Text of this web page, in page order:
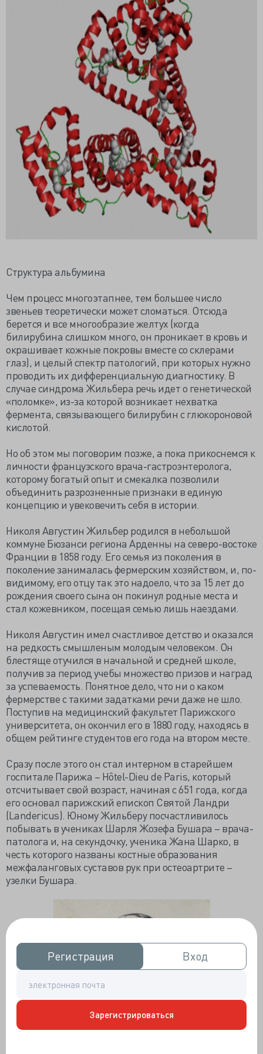
Регистрация
Регистрация Вход
Вход
Зарегистрироваться
Структура альбумина
Чем процесс многоэтапнее, тем большее число
звеньев теоретически может сломаться. Отсюда
берется и все многообразие желтух (когда
билирубина слишком много, он проникает в кровь и
окрашивает кожные покровы вместе со склерами
глаз), и целый спектр патологий, при которых нужно
проводить их дифференциальную диагностику. В
случае синдрома Жильбера речь идет о генетической
«поломке», из-за которой возникает нехватка
фермента, связывающего билирубин с глюкороновой
кислотой.
Но об этом мы поговорим позже, а пока прикоснемся к
личности французского врача-гастроэнтеролога,
которому богатый опыт и смекалка позволили
объединить разрозненные признаки в единую
концепцию и увековечить себя в истории.
Николя Августин Жильбер родился в небольшой
коммуне Бюзанси региона Арденны на северо-востоке
Франции в 1858 году. Его семья из поколения в
поколение занималась фермерским хозяйством, и, по-
видимому, его отцу так это надоело, что за 15 лет до
рождения своего сына он покинул родные места и
стал кожевником, посещая семью лишь наездами.
Николя Августин имел счастливое детство и оказался
на редкость смышленым молодым человеком. Он
блестяще отучился в начальной и средней школе,
получив за период учебы множество призов и наград
за успеваемость. Понятное дело, что ни о каком
фермерстве с такими задатками речи даже не шло.
Поступив на медицинский факультет Парижского
университета, он окончил его в 1880 году, находясь в
общем рейтинге студентов его года на втором месте.
Сразу после этого он стал интерном в старейшем
госпитале Парижа – Hôtel-Dieu de Paris, который
отсчитывает свой возраст, начиная с 651 года, когда
его основал парижский епископ Святой Ландри
(Landericus). Юному Жильберу посчастливилось
побывать в учениках Шарля Жозефа Бушара – врача-
патолога и, на секундочку, ученика Жана Шарко, в
честь которого названы костные образования
межфаланговых суставов рук при остеоартрите –
узелки Бушара.